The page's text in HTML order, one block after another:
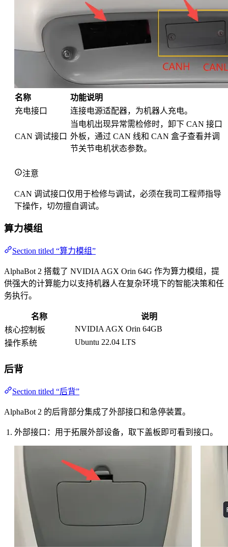
名称
功能说明
充电接口
连接电源适配器，为机器人充电。
CAN 调试接口
当电机出现异常需检修时，卸下 CAN 接口
外板，通过 CAN 线和 CAN 盒子查看并调
节关节电机状态参数。
注意
CAN 调试接口仅用于检修与调试，必须在我司工程师指导
下操作，切勿擅自调试。
算力模组
Section titled “算力模组”
AlphaBot 2 搭载了 NVIDIA AGX Orin 64G 作为算力模组，提
供强大的计算能力以支持机器人在复杂环境下的智能决策和任
务执行。
名称
说明
核心控制板
NVIDIA AGX Orin 64GB
操作系统
Ubuntu 22.04 LTS
后背
Section titled “后背”
AlphaBot 2 的后背部分集成了外部接口和急停装置。
外部接口：用于拓展外部设备，取下盖板即可看到接口。